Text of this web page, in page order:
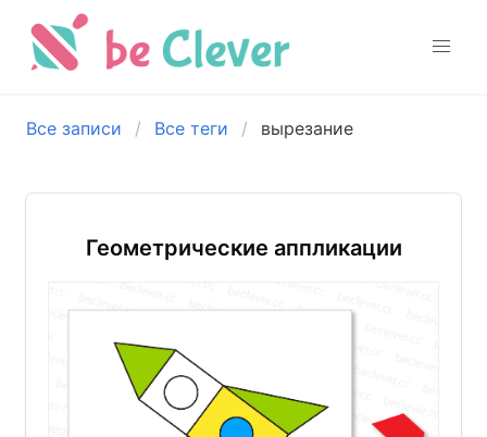
Все записи Все теги вырезание
Геометрические аппликации